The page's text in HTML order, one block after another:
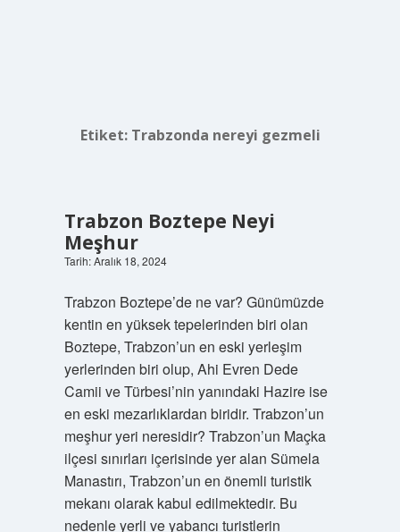
Etiket: Trabzonda nereyi gezmeli
Trabzon Boztepe Neyi
Meşhur
Tarih: Aralık 18, 2024
Trabzon Boztepe’de ne var? Günümüzde
kentin en yüksek tepelerinden biri olan
Boztepe, Trabzon’un en eski yerleşim
yerlerinden biri olup, Ahi Evren Dede
Camii ve Türbesi’nin yanındaki Hazire ise
en eski mezarlıklardan biridir. Trabzon’un
meşhur yeri neresidir? Trabzon’un Maçka
ilçesi sınırları içerisinde yer alan Sümela
Manastırı, Trabzon’un en önemli turistik
mekanı olarak kabul edilmektedir. Bu
nedenle yerli ve yabancı turistlerin